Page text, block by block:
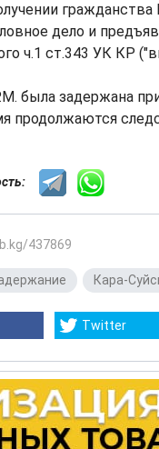
дело и
ч.1 ст.343 УК КР
была задержана
продолжаются
437869
Кара-
Twitter